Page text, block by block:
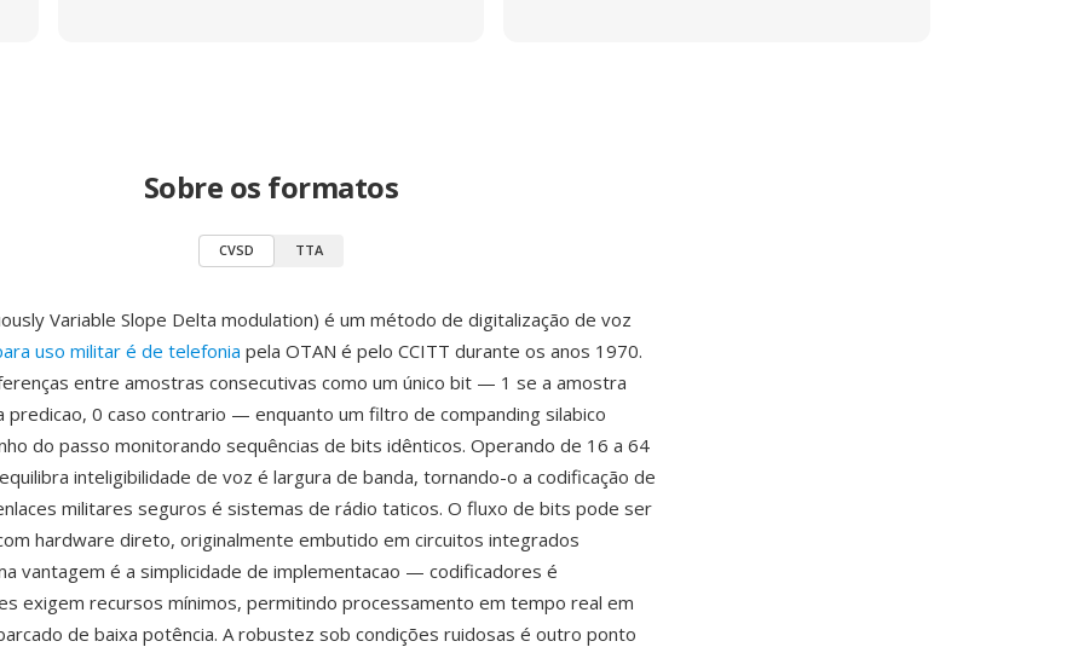
Sobre os formatos
CVSD TTA
Variable Slope Delta modulation) é um método de digitalização de voz
uso militar é de telefonia pela OTAN é pelo CCITT durante os anos 1970.
entre amostras consecutivas como um único bit — 1 se a amostra
predicao, 0 caso contrario — enquanto um filtro de companding silabico
do passo monitorando sequências de bits idênticos. Operando de 16 a 64
inteligibilidade de voz é largura de banda, tornando-o a codificação de
militares seguros é sistemas de rádio taticos. O fluxo de bits pode ser
hardware direto, originalmente embutido em circuitos integrados
vantagem é a simplicidade de implementacao — codificadores é
exigem recursos mínimos, permitindo processamento em tempo real em
de baixa potência. A robustez sob condições ruidosas é outro ponto